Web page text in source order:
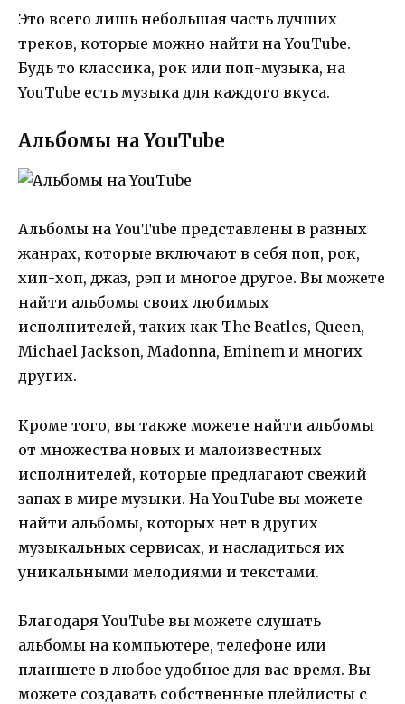
Это всего лишь небольшая часть лучших
треков, которые можно найти на YouTube.
Будь то классика, рок или поп-музыка, на
YouTube есть музыка для каждого вкуса.
Альбомы на YouTube
Альбомы на YouTube представлены в разных
жанрах, которые включают в себя поп, рок,
хип-хоп, джаз, рэп и многое другое. Вы можете
найти альбомы своих любимых
исполнителей, таких как The Beatles, Queen,
Michael Jackson, Madonna, Eminem и многих
других.
Кроме того, вы также можете найти альбомы
от множества новых и малоизвестных
исполнителей, которые предлагают свежий
запах в мире музыки. На YouTube вы можете
найти альбомы, которых нет в других
музыкальных сервисах, и насладиться их
уникальными мелодиями и текстами.
Благодаря YouTube вы можете слушать
альбомы на компьютере, телефоне или
планшете в любое удобное для вас время. Вы
можете создавать собственные плейлисты с